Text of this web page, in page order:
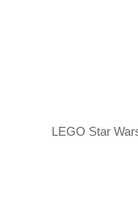
LEGO Star